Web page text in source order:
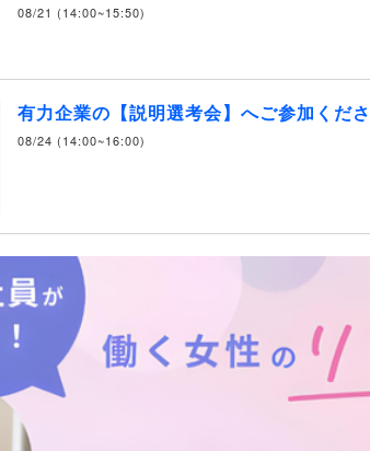
08/21 (14:00~15:50)
有力企業の【説明選考会】へご参加くだ
08/24 (14:00~16:00)